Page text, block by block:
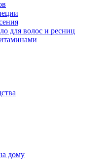
для волос и ресниц
дому